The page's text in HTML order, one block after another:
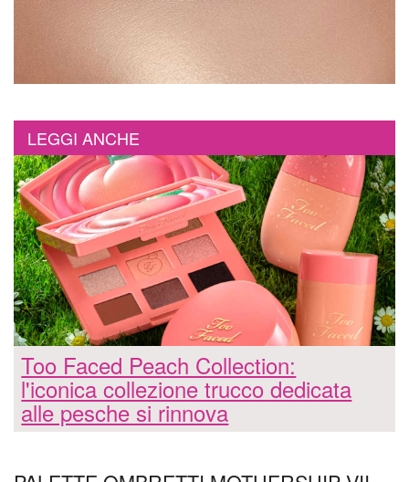
LEGGI ANCHE
Too Faced Peach Collection:
l'iconica collezione trucco dedicata
alle pesche si rinnova